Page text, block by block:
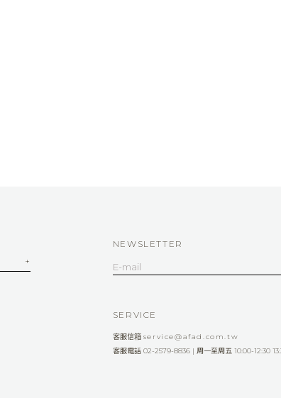
NEWSLETTER
SERVICE
客服信箱 service@afad.com.tw
客服電話 02-2579-8836 | 周一至周五 10:00-12:30